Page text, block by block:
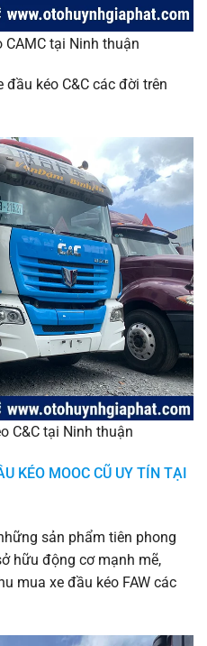
tại Ninh thuận
đầu kéo C&C các đời trên
C&C tại Ninh thuận
KÉO MOOC CŨ UY TÍN TẠI
sản phẩm tiên phong
hữu động cơ mạnh mẽ,
mua xe đầu kéo FAW các